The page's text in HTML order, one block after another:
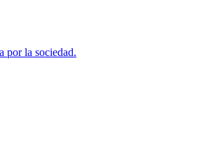
por la sociedad.